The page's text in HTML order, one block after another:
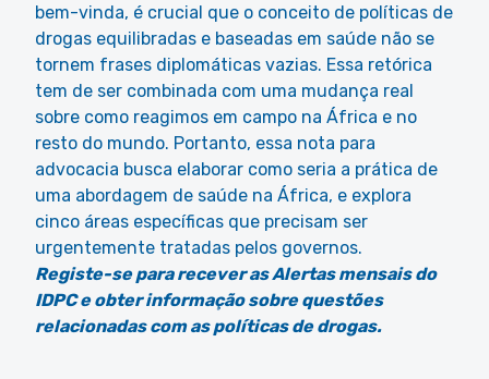
bem-vinda, é crucial que o conceito de políticas de
drogas equilibradas e baseadas em saúde não se
tornem frases diplomáticas vazias. Essa retórica
tem de ser combinada com uma mudança real
sobre como reagimos em campo na África e no
resto do mundo. Portanto, essa nota para
advocacia busca elaborar como seria a prática de
uma abordagem de saúde na África, e explora
cinco áreas específicas que precisam ser
urgentemente tratadas pelos governos.
Registe-se para recever as Alertas mensais do
IDPC e obter informação sobre questões
relacionadas com as políticas de drogas.